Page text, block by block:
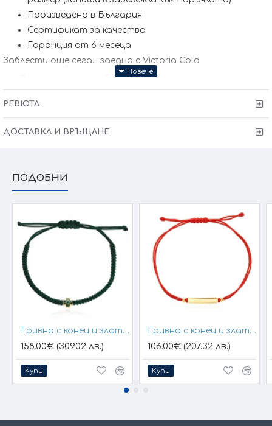
Произведено в България
Сертификат за качество
Гаранция от 6 месеца
Заблести още сега... заедно с Victoria Gold
Защото всичко хубаво е с теб
нашите продукти се изработват ръчно +/- 10% според
изисквания за изработката.
РЕВЮТА
ДОСТАВКА И ВРЪЩАНЕ
ПОДОБНИ
Гривна с конец и златен елемент кръст
158.00€ (309.02 лв.)
Купи
Гривна с конец и златна плочка за гравиране
106.00€ (207.32 лв.)
Купи